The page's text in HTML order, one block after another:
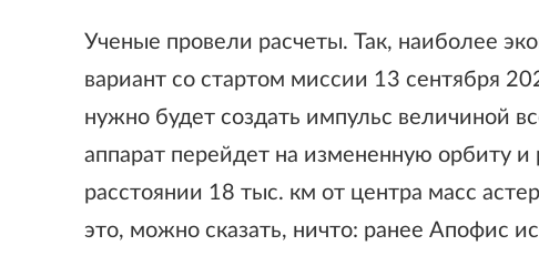
Ученые провели расчеты. Так, наиболее
вариант со стартом миссии 13 сентября
нужно будет создать импульс величиной
аппарат перейдет на измененную орбиту
расстоянии 18 тыс. км от центра масс
это, можно сказать, ничто: ранее Апофис